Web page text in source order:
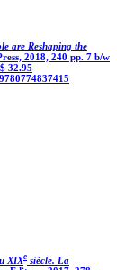
are Reshaping the
2018, 240 pp. 7 b/w
$ 32.95
XIXe siècle. La